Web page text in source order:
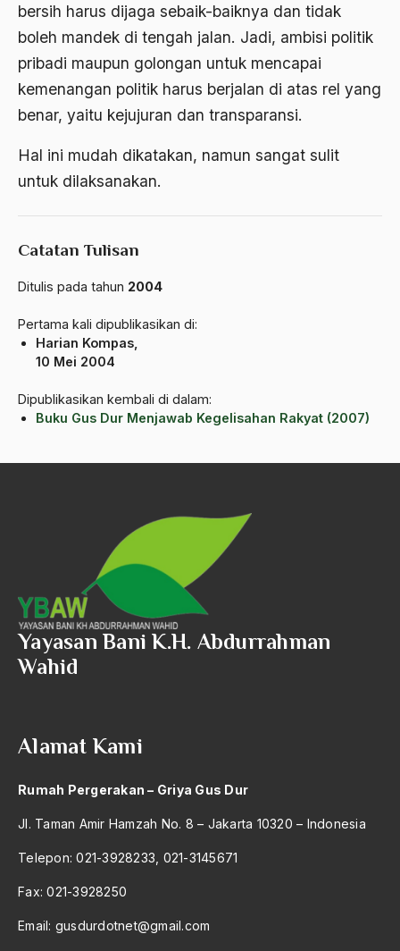
bersih harus dijaga sebaik-baiknya dan tidak
boleh mandek di tengah jalan. Jadi, ambisi politik
pribadi maupun golongan untuk mencapai
kemenangan politik harus berjalan di atas rel yang
benar, yaitu kejujuran dan transparansi.
Hal ini mudah dikatakan, namun sangat sulit
untuk dilaksanakan.
Catatan Tulisan
Ditulis pada tahun 2004
Pertama kali dipublikasikan di:
Harian Kompas,
10 Mei 2004
Dipublikasikan kembali di dalam:
Buku Gus Dur Menjawab Kegelisahan Rakyat (2007)
Arogansi Birokrasi
Arrigo Sacchi
Arswendo
Arswendo Atmowiloto
Arti Kepemimpinan
Asas Keagamaan
asas kebangsaan
Asas Organisasi Islam
Asas Pancasila
Asas Pluralisme
Asghar Ali Engineer
Ashram Ghandi
Asia
Asia Tenggara
Askar
Yayasan Bani K.H. Abdurrahman
Wahid
Alamat Kami
Rumah Pergerakan – Griya Gus Dur
Jl. Taman Amir Hamzah No. 8 – Jakarta 10320 – Indonesia
Telepon: 021-3928233, 021-3145671
Fax: 021-3928250
Email: gusdurdotnet@gmail.com